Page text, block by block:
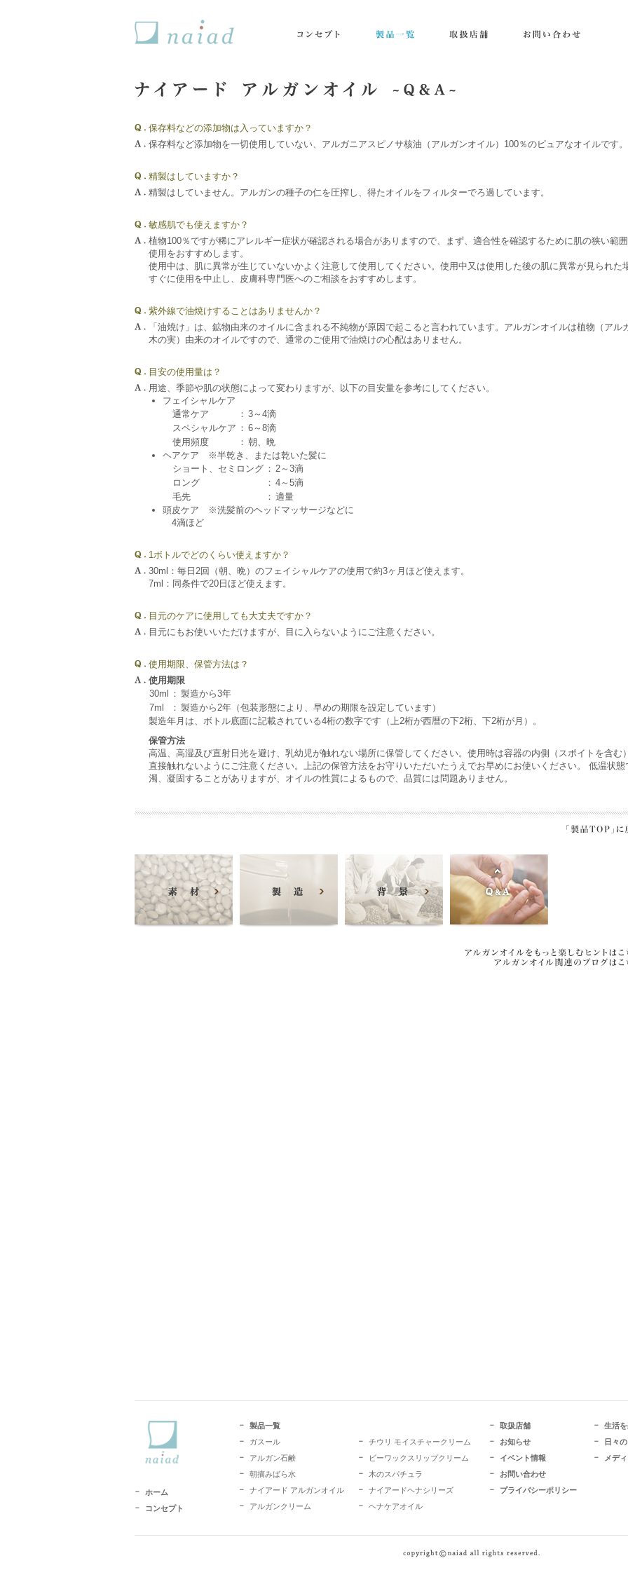
保存料などの添加物は入っていますか？
保存料など添加物を一切使用していない、アルガニアスピノサ核油（アルガンオイル）100％のピュアなオイルです。
精製はしていますか？
精製はしていません。アルガンの種子の仁を圧搾し、得たオイルをフィルターでろ過しています。
敏感肌でも使えますか？
植物100％ですが稀にアレルギー症状が確認される場合がありますので、まず、適合性を確認するために肌の狭い範
使用をおすすめします。
使用中は、肌に異常が生じていないかよく注意して使用してください。使用中又は使用した後の肌に異常が見られた
すぐに使用を中止し、皮膚科専門医へのご相談をおすすめします。
紫外線で油焼けすることはありませんか？
「油焼け」は、鉱物由来のオイルに含まれる不純物が原因で起こると言われています。アルガンオイルは植物（アル
木の実）由来のオイルですので、通常のご使用で油焼けの心配はありません。
目安の使用量は？
用途、季節や肌の状態によって変わりますが、以下の目安量を参考にしてください。
フェイシャルケア
通常ケア
： 3～4滴
スペシャルケア ： 6～8滴
使用頻度
： 朝、晩
ヘアケア ※半乾き、または乾いた髪に
ショート、セミロング ： 2～3滴
ロング
： 4～5滴
毛先
： 適量
頭皮ケア ※洗髪前のヘッドマッサージなどに
4滴ほど
1ボトルでどのくらい使えますか？
30ml：毎日2回（朝、晩）のフェイシャルケアの使用で約3ヶ月ほど使えます。
7ml：同条件で20日ほど使えます。
目元のケアに使用しても大丈夫ですか？
目元にもお使いいただけますが、目に入らないようにご注意ください。
使用期限、保管方法は？
使用期限
30ml
： 製造から3年
7ml
： 製造から2年（包装形態により、早めの期限を設定しています）
製造年月は、ボトル底面に記載されている4桁の数字です（上2桁が西暦の下2桁、下2桁が月）。
保管方法
高温、高湿及び直射日光を避け、乳幼児が触れない場所に保管してください。使用時は容器の内側（スポイトを含む
直接触れないようにご注意ください。上記の保管方法をお守りいただいたうえでお早めにお使いください。 低温状態
濁、凝固することがありますが、オイルの性質によるもので、品質には問題ありません。
ホーム
コンセプト
製品一覧
ガスール
アルガン石鹸
朝摘みばら水
ナイアード アルガンオイル
アルガンクリーム
チウリ モイスチャークリーム
ビーワックスリップクリーム
木のスパチュラ
ナイアードヘナシリーズ
ヘナケアオイル
取扱店舗
お知らせ
イベント情報
お問い合わせ
プライバシーポリシー
生活
日々
メデ